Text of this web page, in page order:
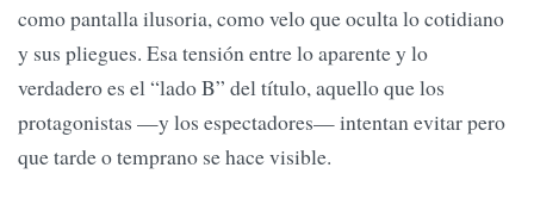
como pantalla ilusoria, como velo que oculta lo cotidiano
y sus pliegues. Esa tensión entre lo aparente y lo
verdadero es el “lado B” del título, aquello que los
protagonistas —y los espectadores— intentan evitar pero
que tarde o temprano se hace visible.